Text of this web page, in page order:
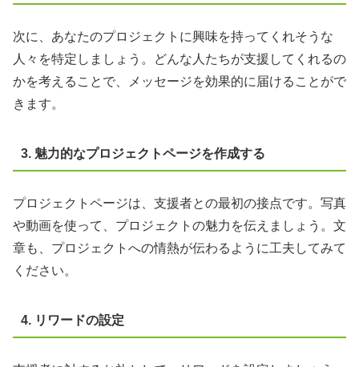
次に、あなたのプロジェクトに興味を持ってくれそうな
人々を特定しましょう。どんな人たちが支援してくれるの
かを考えることで、メッセージを効果的に届けることがで
きます。
3. 魅力的なプロジェクトページを作成する
プロジェクトページは、支援者との最初の接点です。写真
や動画を使って、プロジェクトの魅力を伝えましょう。文
章も、プロジェクトへの情熱が伝わるように工夫してみて
ください。
4. リワードの設定